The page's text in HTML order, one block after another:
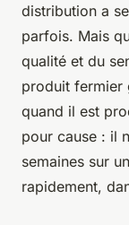
distribution a
parfois. Mais
qualité et du
produit fermier
quand il est
pour cause : il
semaines sur
rapidement,